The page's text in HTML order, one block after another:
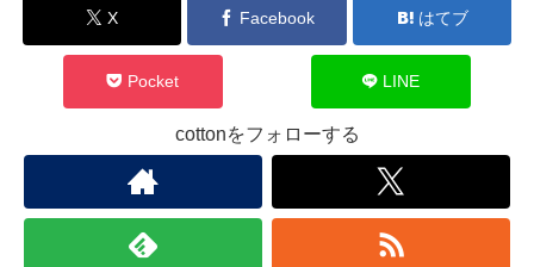
X Facebook はてブ
Pocket LINE
cottonをフォローする